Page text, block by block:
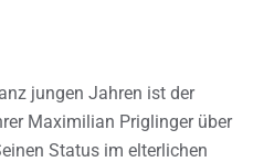
jungen Jahren ist der
Maximilian Priglinger über
Status im elterlichen